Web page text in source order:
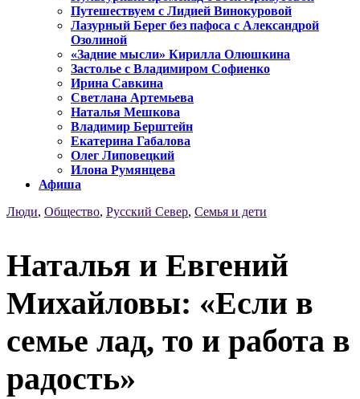
Путешествуем с Лидией Винокуровой
Лазурный Берег без пафоса с Александрой
Озолиной
«Задние мысли» Кирилла Олюшкина
Застолье с Владимиром Софиенко
Ирина Савкина
Светлана Артемьева
Наталья Мешкова
Владимир Берштейн
Екатерина Габалова
Олег Липовецкий
Илона Румянцева
Афиша
Люди, Общество, Русский Север, Семья и дети
Наталья и Евгений
Михайловы: «Если в
семье лад, то и работа в
радость»